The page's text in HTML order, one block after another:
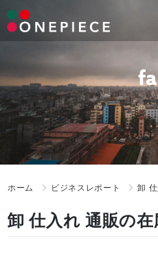
Skip
to
ホーム ビジネスレポート 卸
卸 仕入れ 通販の